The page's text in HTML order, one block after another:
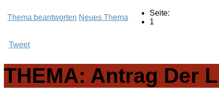
Thema beantworten Neues Thema
Seite:
1
Tweet
THEMA: Antrag Der